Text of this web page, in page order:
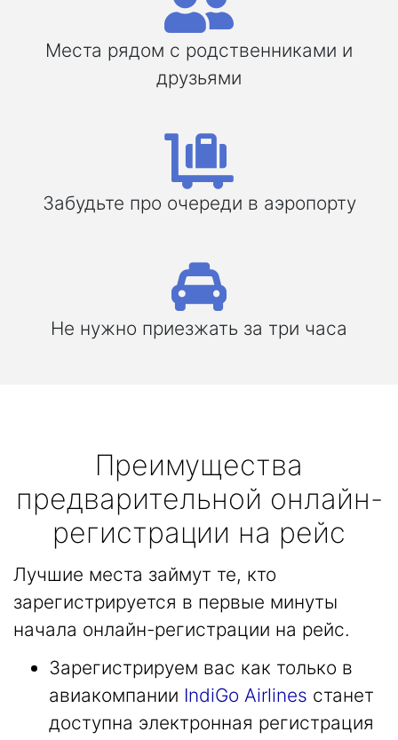
Места рядом с родственниками и
друзьями
Забудьте про очереди в аэропорту
Не нужно приезжать за три часа
Преимущества
предварительной онлайн-
регистрации на рейс
Лучшие места займут те, кто
зарегистрируется в первые минуты
начала онлайн-регистрации на рейс.
Зарегистрируем вас как только в
авиакомпании IndiGo Airlines станет
доступна электронная регистрация